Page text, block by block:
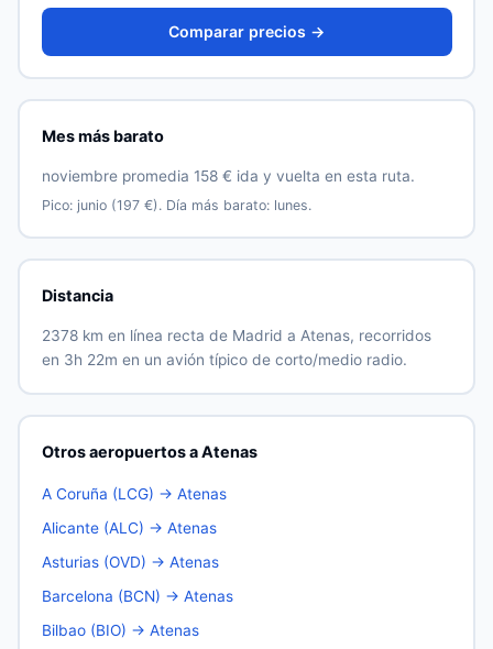
Comparar precios →
Mes más barato
noviembre promedia 158 € ida y vuelta en esta ruta.
Pico: junio (197 €). Día más barato: lunes.
Distancia
2378 km en línea recta de Madrid a Atenas, recorridos
en 3h 22m en un avión típico de corto/medio radio.
Otros aeropuertos a Atenas
A Coruña (LCG) → Atenas
Alicante (ALC) → Atenas
Asturias (OVD) → Atenas
Barcelona (BCN) → Atenas
Bilbao (BIO) → Atenas